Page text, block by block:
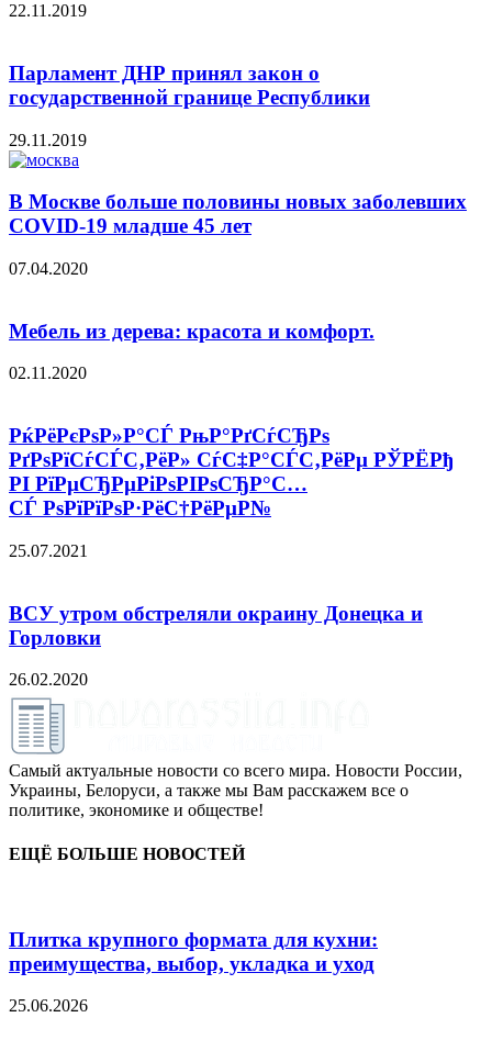
22.11.2019
Парламент ДНР принял закон о
государственной границе Республики
29.11.2019
В Москве больше половины новых заболевших
COVID-19 младше 45 лет
07.04.2020
Мебель из дерева: красота и комфорт.
02.11.2020
РќРёРєРѕР»Р°СЃ РњР°РґСѓСЂРѕ
РґРѕРїСѓСЃС‚РёР» СѓС‡Р°СЃС‚РёРµ РЎРЁРђ
РІ РїРµСЂРµРіРѕРІРѕСЂР°С…
СЃ РѕРїРїРѕР·РёС†РёРµР№
25.07.2021
ВСУ утром обстреляли окраину Донецка и
Горловки
26.02.2020
Самый актуальные новости со всего мира. Новости России,
Украины, Белоруси, а также мы Вам расскажем все о
политике, экономике и обществе!
ЕЩЁ БОЛЬШЕ НОВОСТЕЙ
Плитка крупного формата для кухни:
преимущества, выбор, укладка и уход
25.06.2026